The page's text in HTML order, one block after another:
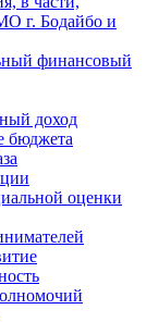
г. Бодайбо и
финансовый
доход
бюджета
оценки